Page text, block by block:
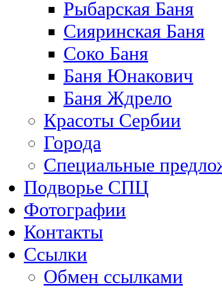
Рыбарская Баня
Сияринская Баня
Соко Баня
Баня Юнакович
Баня Ждрело
Красоты Сербии
Города
Специальные
Подворье СПЦ
Фотографии
Контакты
Ссылки
Обмен ссылками